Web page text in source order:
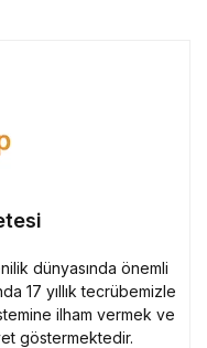
dünyasında önemli
17 yıllık tecrübemizle
ilham vermek ve
göstermektedir.